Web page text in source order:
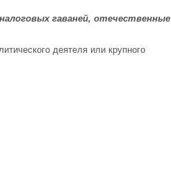
гаваней, отечественные
деятеля или крупного